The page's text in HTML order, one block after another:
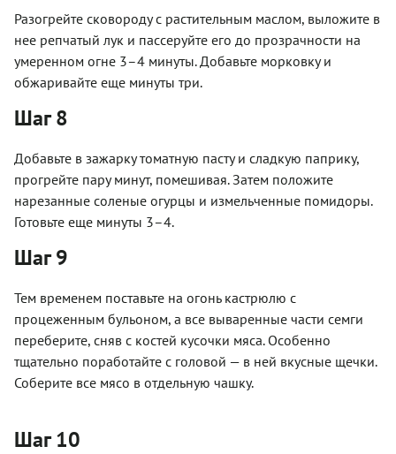
Разогрейте сковороду с растительным маслом, выложите в
нее репчатый лук и пассеруйте его до прозрачности на
умеренном огне 3–4 минуты. Добавьте морковку и
обжаривайте еще минуты три.
Шаг 8
Добавьте в зажарку томатную пасту и сладкую паприку,
прогрейте пару минут, помешивая. Затем положите
нарезанные соленые огурцы и измельченные помидоры.
Готовьте еще минуты 3–4.
Шаг 9
Тем временем поставьте на огонь кастрюлю с
процеженным бульоном, а все вываренные части семги
переберите, сняв с костей кусочки мяса. Особенно
тщательно поработайте с головой — в ней вкусные щечки.
Соберите все мясо в отдельную чашку.
Шаг 10